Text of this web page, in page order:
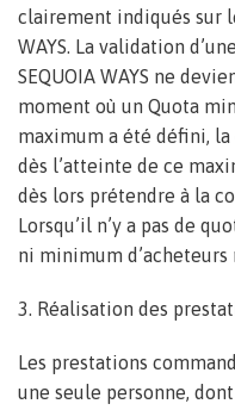
clairement indiqués sur
WAYS. La validation
SEQUOIA WAYS ne
moment où un Quota
maximum a été défini,
dès l’atteinte de ce
dès lors prétendre à la
Lorsqu’il n’y a pas de
ni minimum d’acheteurs
3. Réalisation des
Les prestations
une seule personne,